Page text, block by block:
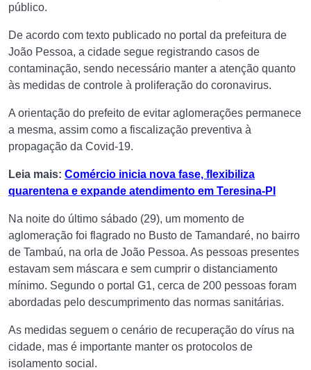
público.
De acordo com texto publicado no portal da prefeitura de
João Pessoa, a cidade segue registrando casos de
contaminação, sendo necessário manter a atenção quanto
às medidas de controle à proliferação do coronavirus.
A orientação do prefeito de evitar aglomerações permanece
a mesma, assim como a fiscalização preventiva à
propagação da Covid-19.
Leia mais: Comércio inicia nova fase, flexibiliza
quarentena e expande atendimento em Teresina-PI
Na noite do último sábado (29), um momento de
aglomeração foi flagrado no Busto de Tamandaré, no bairro
de Tambaú, na orla de João Pessoa. As pessoas presentes
estavam sem máscara e sem cumprir o distanciamento
mínimo. Segundo o portal G1, cerca de 200 pessoas foram
abordadas pelo descumprimento das normas sanitárias.
As medidas seguem o cenário de recuperação do vírus na
cidade, mas é importante manter os protocolos de
isolamento social.